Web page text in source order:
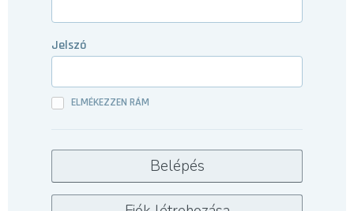
Jelszó
ELMÉKEZZEN RÁM